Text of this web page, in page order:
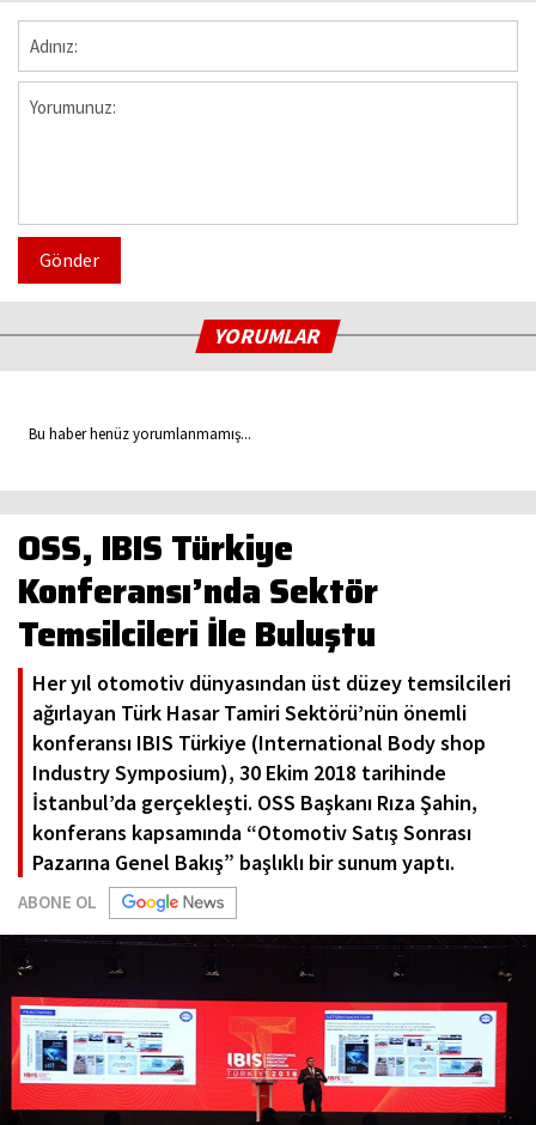
Gönder
YORUMLAR
Bu haber henüz yorumlanmamış...
OSS, IBIS Türkiye
Konferansı’nda Sektör
Temsilcileri İle Buluştu
Her yıl otomotiv dünyasından üst düzey temsilcileri
ağırlayan Türk Hasar Tamiri Sektörü’nün önemli
konferansı IBIS Türkiye (International Body shop
Industry Symposium), 30 Ekim 2018 tarihinde
İstanbul’da gerçekleşti. OSS Başkanı Rıza Şahin,
konferans kapsamında “Otomotiv Satış Sonrası
Pazarına Genel Bakış” başlıklı bir sunum yaptı.
ABONE OL